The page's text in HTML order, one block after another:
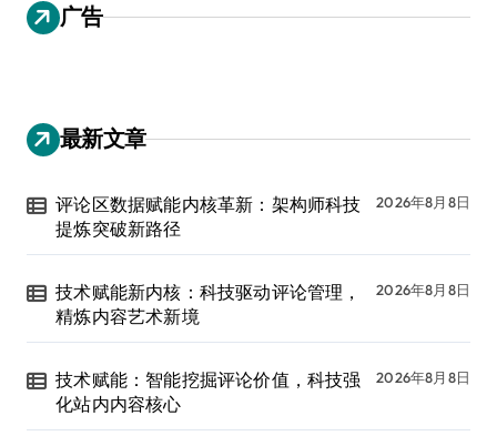
广告
最新文章
评论区数据赋能内核革新：架构师科技
提炼突破新路径
2026年8月8日
技术赋能新内核：科技驱动评论管理，
精炼内容艺术新境
2026年8月8日
技术赋能：智能挖掘评论价值，科技强
化站内内容核心
2026年8月8日